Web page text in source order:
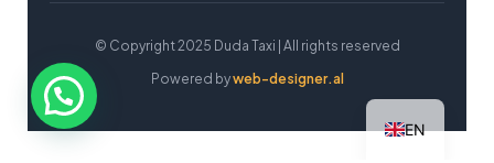
© Copyright 2025 Duda Taxi | All rights reserved
Powered byweb-designer.al
EN